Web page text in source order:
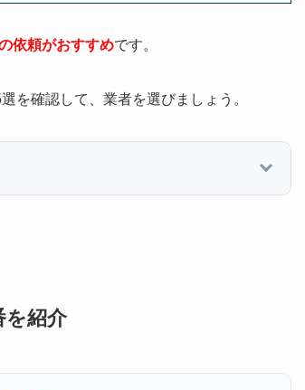
依頼がおすすめです。
を確認して、業者を選びましょう。
を紹介